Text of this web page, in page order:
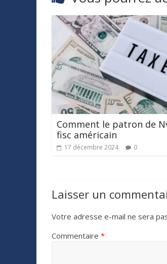
Comment le patron de
fisc américain
17 décembre 2024 0
Laisser un
Votre adresse e-mail ne sera
Commentaire *